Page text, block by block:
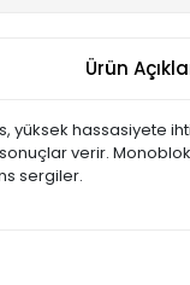
Ürün
yüksek hassasiyete
verir. Monoblok
sergiler.